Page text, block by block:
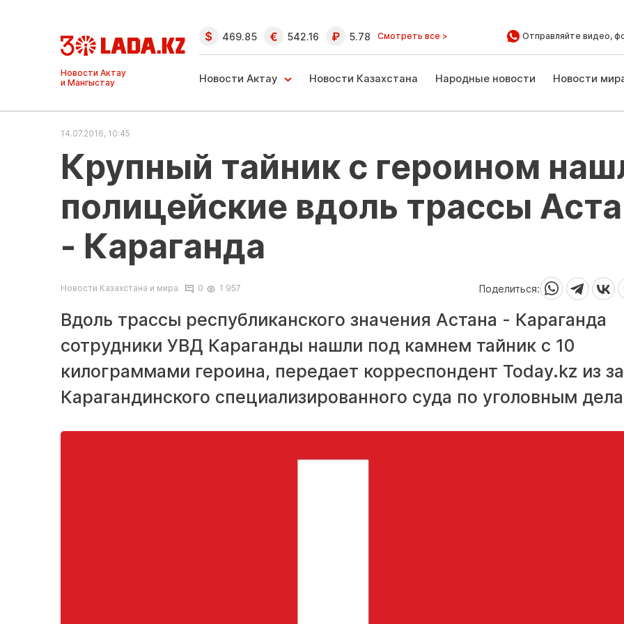
Ақтау және
Манғыстау
жаңалықтары
469.85 542.16 5.78 Смотреть все > Отправляйте видео,
Новости Актау Новости Казахстана Народные новости Новости
14.07.2016, 10:45
Крупный тайник с героином
полицейские вдоль трассы
- Караганда
Новости Казахстана и мира 0 1 957 Поделиться:
Вдоль трассы республиканского значения Астана - Караганда
сотрудники УВД Караганды нашли под камнем тайник с 10
килограммами героина, передает корреспондент Today.kz из
Карагандинского специализированного суда по уголовным